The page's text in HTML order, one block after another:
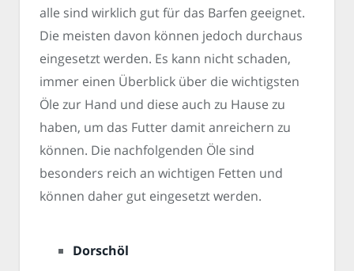
alle sind wirklich gut für das Barfen geeignet.
Die meisten davon können jedoch durchaus
eingesetzt werden. Es kann nicht schaden,
immer einen Überblick über die wichtigsten
Öle zur Hand und diese auch zu Hause zu
haben, um das Futter damit anreichern zu
können. Die nachfolgenden Öle sind
besonders reich an wichtigen Fetten und
können daher gut eingesetzt werden.
Dorschöl